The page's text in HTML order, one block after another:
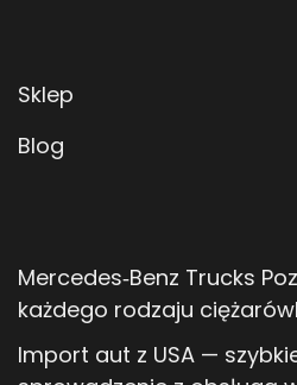
Sklep
Blog
Mercedes‑Benz Trucks
każdego rodzaju
Import aut z USA —